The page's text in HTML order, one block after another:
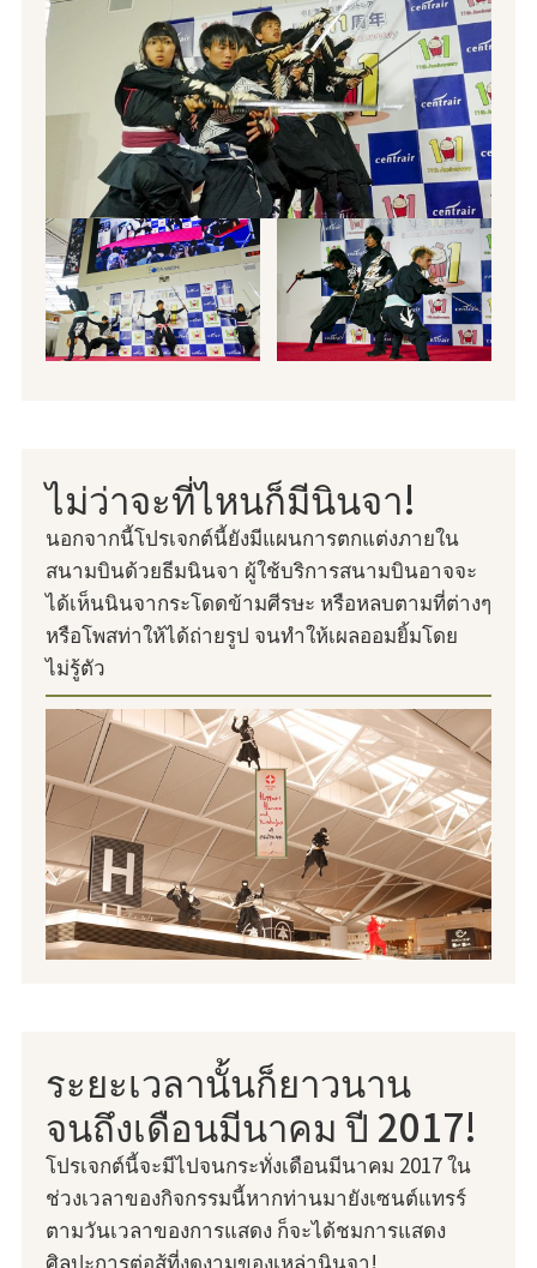
ไม่ว่าจะที่ไหนก็มีนินจา!
นอกจากนี้โปรเจกต์นี้ยังมีแผนการตกแต่งภายใน
สนามบินด้วยธีมนินจา ผู้ใช้บริการสนามบินอาจจะ
ได้เห็นนินจากระโดดข้ามศีรษะ หรือหลบตามที่ต่างๆ
หรือโพสท่าให้ได้ถ่ายรูป จนทำให้เผลออมยิ้มโดย
ไม่รู้ตัว
ระยะเวลานั้นก็ยาวนาน
จนถึงเดือนมีนาคม ปี 2017!
โปรเจกต์นี้จะมีไปจนกระทั่งเดือนมีนาคม 2017 ใน
ช่วงเวลาของกิจกรรมนี้หากท่านมายังเซนต์แทรร์
ตามวันเวลาของการแสดง ก็จะได้ชมการแสดง
ศิลปะการต่อสู้ที่งดงามของเหล่านินจา!